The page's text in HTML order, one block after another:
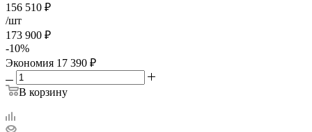
156 510 ₽
/шт
173 900 ₽
-10%
Экономия 17 390 ₽
В корзину